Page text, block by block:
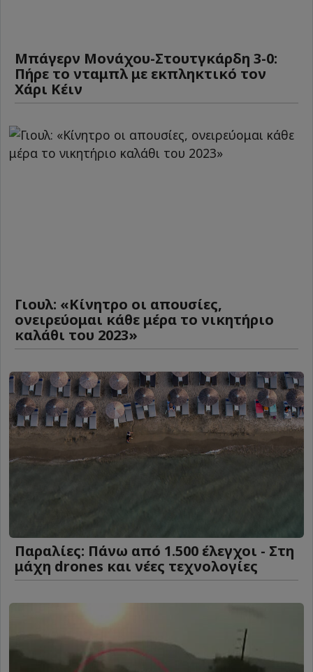
Μπάγερν Μονάχου-Στουτγκάρδη 3-0:
Πήρε το νταμπλ με εκπληκτικό τον
Χάρι Κέιν
Γιουλ: «Κίνητρο οι απουσίες,
ονειρεύομαι κάθε μέρα το νικητήριο
καλάθι του 2023»
Παραλίες: Πάνω από 1.500 έλεγχοι - Στη
μάχη drones και νέες τεχνολογίες